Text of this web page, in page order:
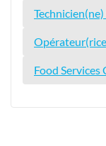
Food